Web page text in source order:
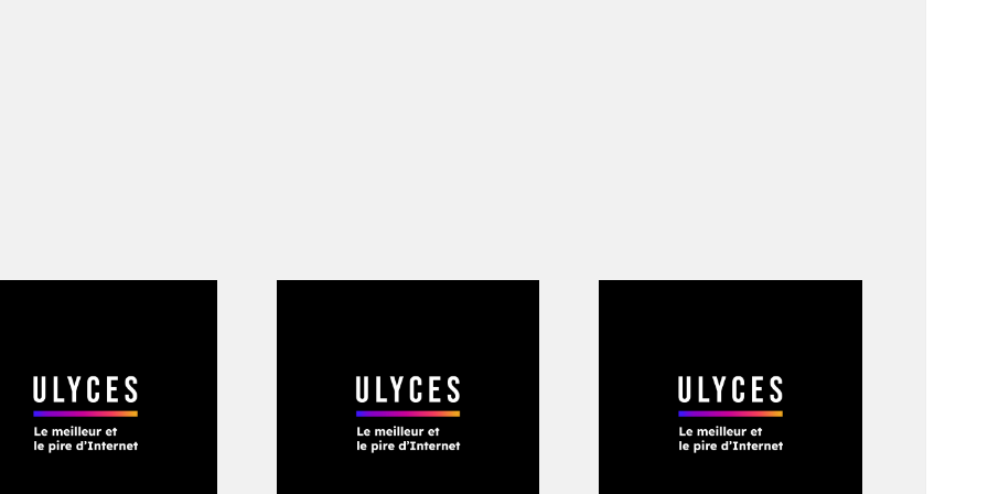
quelques milliers d’euros seulement. Des robots
pas longtemps. Le scientifique prend d’ailleurs les
sept ans, nous entrerons dans une nouvelle étape de